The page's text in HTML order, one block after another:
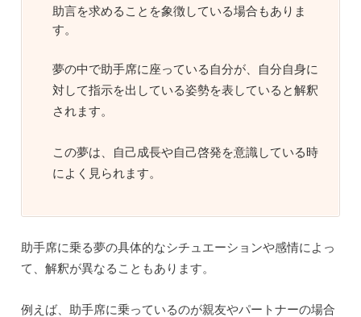
助言を求めることを象徴している場合もありま
す。
夢の中で助手席に座っている自分が、自分自身に
対して指示を出している姿勢を表していると解釈
されます。
この夢は、自己成長や自己啓発を意識している時
によく見られます。
助手席に乗る夢の具体的なシチュエーションや感情によっ
て、解釈が異なることもあります。
例えば、助手席に乗っているのが親友やパートナーの場合